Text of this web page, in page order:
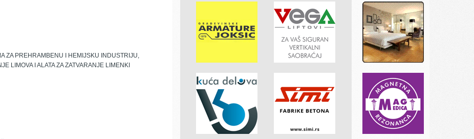
ZA PREHRAMBENU I HEMIJSKU INDUSTRIJU,
LIMOVA I ALATA ZA ZATVARANJE LIMENKI